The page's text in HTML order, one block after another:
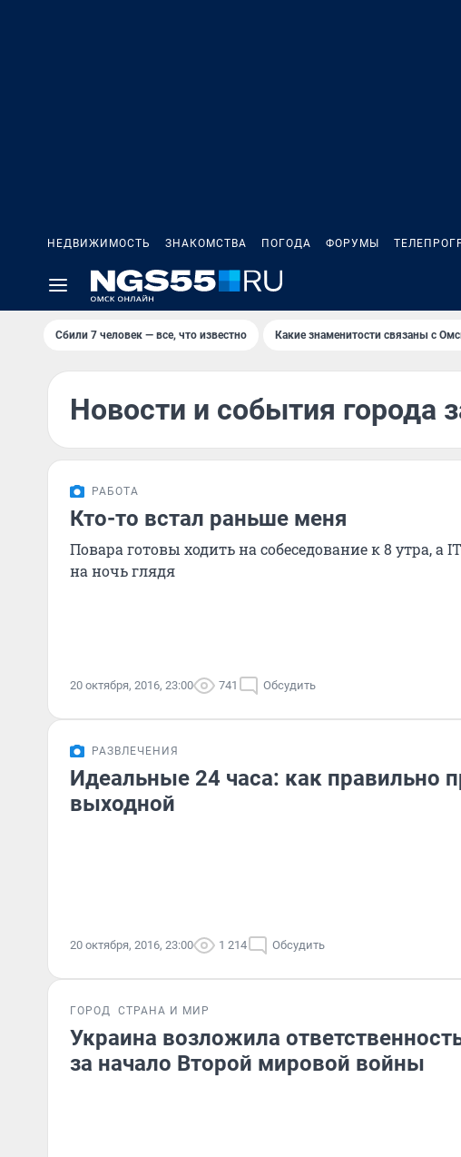
НЕДВИЖИМОСТЬ ЗНАКОМСТВА ПОГОДА ФОРУМЫ
Сбили 7 человек — все, что известно Какие знаменитости связаны с
Новости и события города
РАБОТА
Кто-то встал раньше меня
Повара готовы ходить на собеседование к 8 утра, а
на ночь глядя
20 октября, 2016, 23:00 741 Обсудить
РАЗВЛЕЧЕНИЯ
Идеальные 24 часа: как правильно
выходной
20 октября, 2016, 23:00 1 214 Обсудить
ГОРОД СТРАНА И МИР
Украина возложила
за начало Второй мировой войны